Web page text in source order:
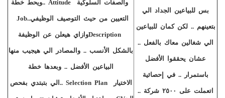
بس للبياعين الجداد الي
بتعينهم .. لكن كمان للبياعين
الي شغالين معاك بالفعل ..
عشان يحققوا الأفضل
باستمرار .. في إحصائية
اتعملت على ٢٥٠٠ شركة ..
والصفات السلوكية Attitude
..ويحط خطة
التعيين من حيث التوصيف الوظيفي..
Job
Descriptionوازاي هيعلن عن الوظيفة
بالشكل الأنسب .. والمصادر الي هيجيب منها
البياعين الأفضل .. وبعدها خطة
الاختيار Selection Plan
..الي بتبتدي بفحص